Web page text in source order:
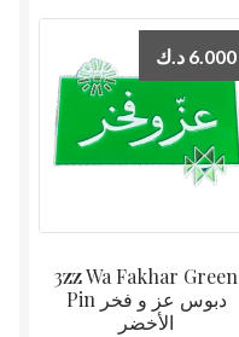
3zz Wa Fakhar Green
Pin دبوس عز و فخر
الأخضر
6.000 د.ك